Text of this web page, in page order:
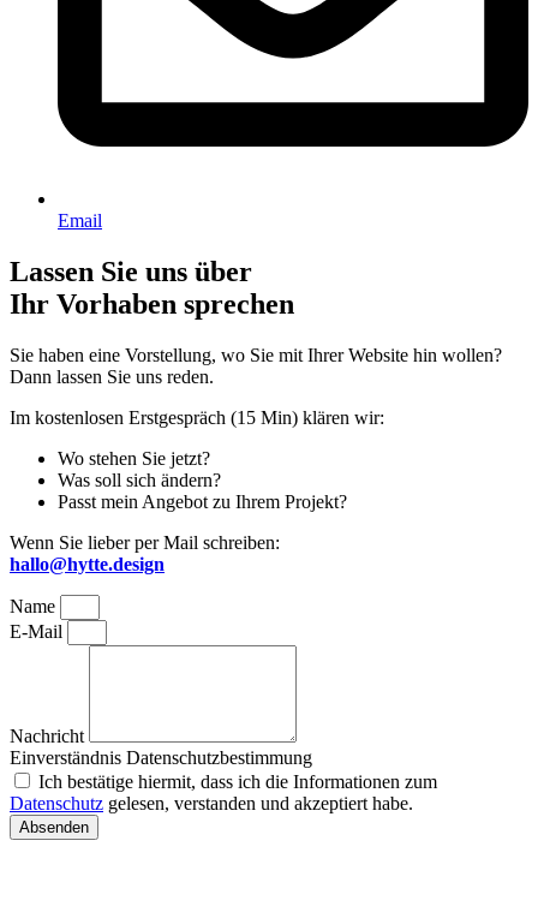
Email
Lassen Sie uns über
Ihr Vorhaben sprechen
Sie haben eine Vorstellung, wo Sie mit Ihrer Website hin wollen?
Dann lassen Sie uns reden.
Im kostenlosen Erstgespräch (15 Min) klären wir:
Wo stehen Sie jetzt?
Was soll sich ändern?
Passt mein Angebot zu Ihrem Projekt?
Wenn Sie lieber per Mail schreiben:
hallo@hytte.design
Name
E-Mail
Nachricht
Einverständnis Datenschutzbestimmung
Ich bestätige hiermit, dass ich die Informationen zum
Datenschutz gelesen, verstanden und akzeptiert habe.
Absenden